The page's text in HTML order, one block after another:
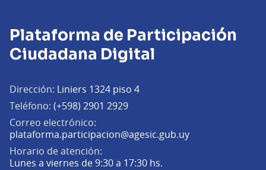
Plataforma de Participación
Ciudadana Digital
Dirección: Liniers 1324 piso 4
Teléfono: (+598) 2901 2929
Correo electrónico:
plataforma.participacion@agesic.gub.uy(Abrir en una
Horario de atención:
Lunes a viernes de 9:30 a 17:30 hs.